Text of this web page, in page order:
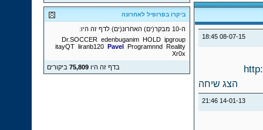
08-07-15
18:45
הצג שיחה
14-01-13
21:46
ביקרו בפרופיל לאחרונה
ה-10 מבקר(ים) האחרונ(ים) לדף זה היו:
Dr.SOCCER edenbuganim HOLD ipgroup
itayQT liranb120 Pavel Programnnd Reality
Xr0x
בדף זה היו75,809 ביקורים